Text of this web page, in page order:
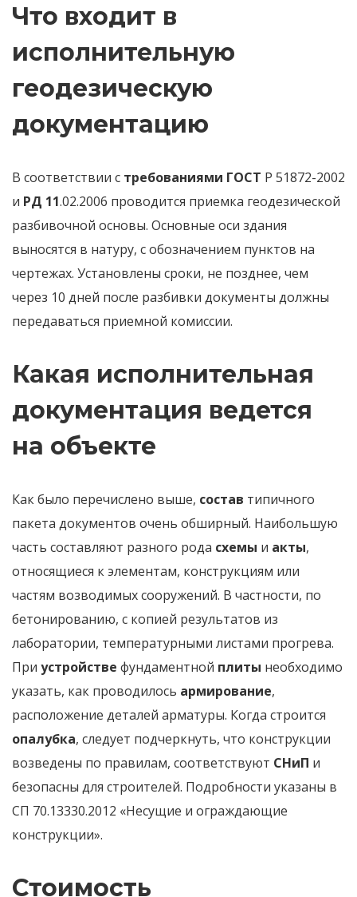
Что входит в
исполнительную
геодезическую
документацию
В соответствии с требованиями ГОСТ Р 51872-2002
и РД 11.02.2006 проводится приемка геодезической
разбивочной основы. Основные оси здания
выносятся в натуру, с обозначением пунктов на
чертежах. Установлены сроки, не позднее, чем
через 10 дней после разбивки документы должны
передаваться приемной комиссии.
Какая исполнительная
документация ведется
на объекте
Как было перечислено выше, состав типичного
пакета документов очень обширный. Наибольшую
часть составляют разного рода схемы и акты,
относящиеся к элементам, конструкциям или
частям возводимых сооружений. В частности, по
бетонированию, с копией результатов из
лаборатории, температурными листами прогрева.
При устройстве фундаментной плиты необходимо
указать, как проводилось армирование,
расположение деталей арматуры. Когда строится
опалубка, следует подчеркнуть, что конструкции
возведены по правилам, соответствуют СНиП и
безопасны для строителей. Подробности указаны в
СП 70.13330.2012 «Несущие и ограждающие
конструкции».
Стоимость